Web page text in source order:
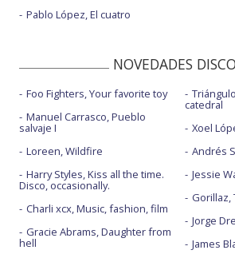
Pablo López, El cuatro
NOVEDADES
Foo Fighters, Your favorite toy
Manuel Carrasco, Pueblo
salvaje I
Loreen, Wildfire
Harry Styles, Kiss all the time.
Disco, occasionally.
Charli xcx, Music, fashion, film
Gracie Abrams, Daughter from
hell
catedral
Xoel
Andrés
Jessie
Gorillaz,
Jorge
James